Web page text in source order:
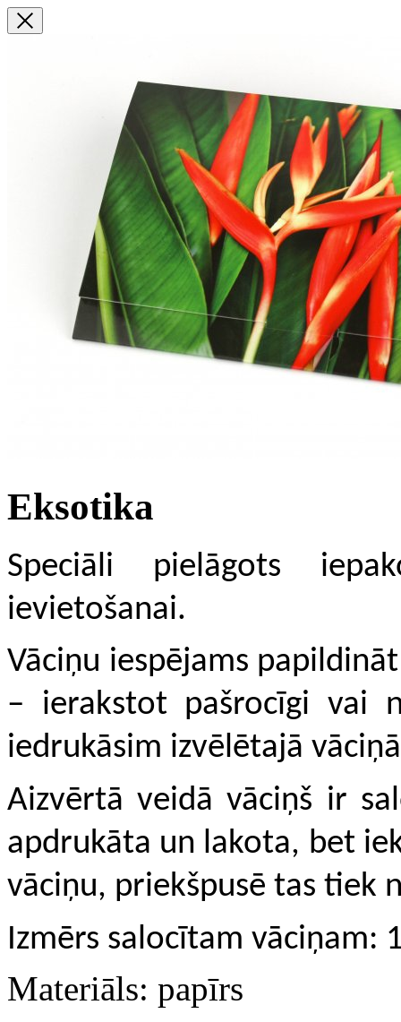
Eksotika
Speciāli pielāgots
ievietošanai.
Vāciņu iespējams
– ierakstot pašrocīgi vai
iedrukāsim izvēlētajā
Aizvērtā veidā vāciņš ir
apdrukāta un lakota, bet
vāciņu, priekšpusē tas tiek
Izmērs salocītam vāciņam:
Materiāls: papīrs